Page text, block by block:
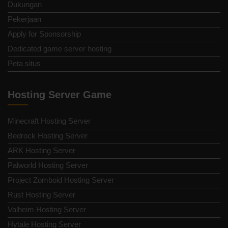
Dukungan
Pekerjaan
Apply for Sponsorship
Dedicated game server hosting
Peta situs
Hosting Server Game
Minecraft Hosting Server
Bedrock Hosting Server
ARK Hosting Server
Palworld Hosting Server
Project Zomboid Hosting Server
Rust Hosting Server
Valheim Hosting Server
Hytale Hosting Server